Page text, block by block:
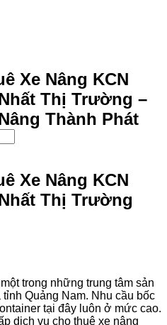
Xe Nâng KCN
Thị Trường –
Thành Phát
Xe Nâng KCN
Thị Trường
trong những trung tâm sản
Quảng Nam. Nhu cầu bốc
tại đây luôn ở mức cao.
dịch vụ cho thuê xe nâng